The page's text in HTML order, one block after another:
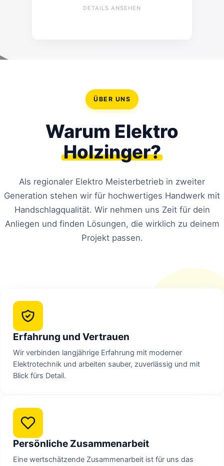
DETAILS ANSEHEN
ÜBER UNS
Warum Elektro
Holzinger?
Als regionaler Elektro Meisterbetrieb in zweiter
Generation stehen wir für hochwertiges Handwerk mit
Handschlagqualität. Wir nehmen uns Zeit für dein
Anliegen und finden Lösungen, die wirklich zu deinem
Projekt passen.
Erfahrung und Vertrauen
Wir verbinden langjährige Erfahrung mit moderner
Elektrotechnik und arbeiten sauber, zuverlässig und mit
Blick fürs Detail.
Persönliche Zusammenarbeit
Eine wertschätzende Zusammenarbeit ist für uns das